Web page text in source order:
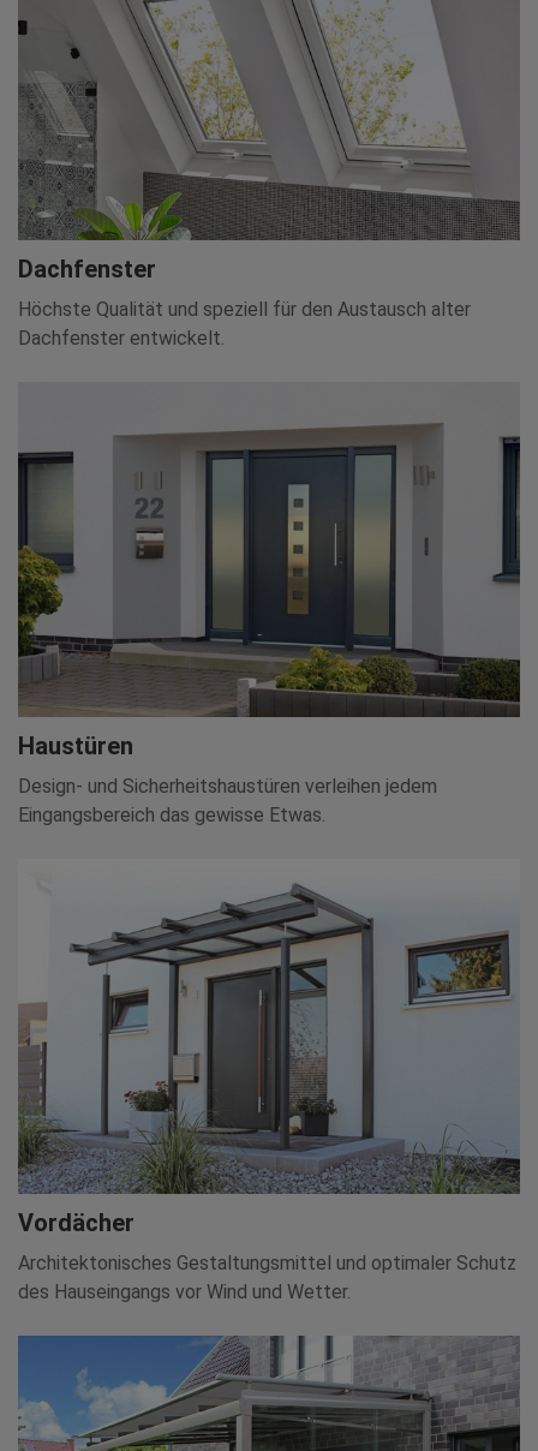
Dachfenster
Höchste Qualität und speziell für den Austausch alter
Dachfenster entwickelt.
Haustüren
Design- und Sicherheitshaustüren verleihen jedem
Eingangsbereich das gewisse Etwas.
Vordächer
Architektonisches Gestaltungsmittel und optimaler Schutz
des Hauseingangs vor Wind und Wetter.